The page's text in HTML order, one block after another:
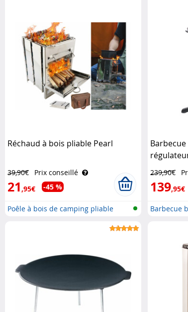
Réchaud à bois pliable Pearl
39,90€ Prix conseillé
21 ,95€ -45 %
Poêle à bois de camping pliable
239,90€
139,95€
Barbecue